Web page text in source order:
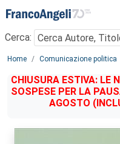
Menu
Cerca:
Main content
Home Comunicazione politica
CHIUSURA ESTIVA: LE
SOSPESE PER LA
AGOSTO